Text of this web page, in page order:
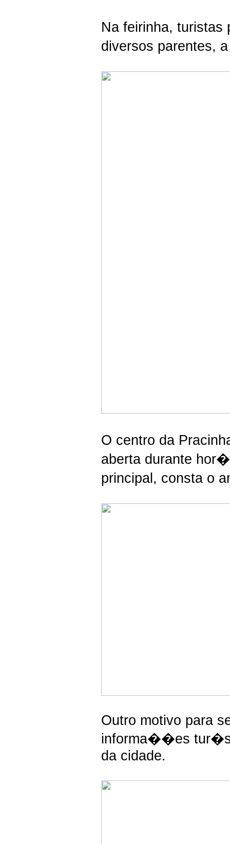
Na feirinha,
diversos parentes,
O centro da
aberta durante
principal, consta o
Outro motivo para
informa��es
da cidade.